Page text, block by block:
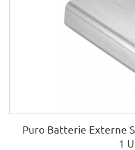
Puro Batterie Externe
1